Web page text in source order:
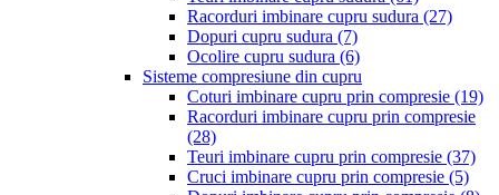
Racorduri imbinare cupru sudura (27)
Dopuri cupru sudura (7)
Ocolire cupru sudura (6)
Sisteme compresiune din cupru
Coturi imbinare cupru prin compresie (19)
Racorduri imbinare cupru prin compresie
(28)
Teuri imbinare cupru prin compresie (37)
Cruci imbinare cupru prin compresie (5)